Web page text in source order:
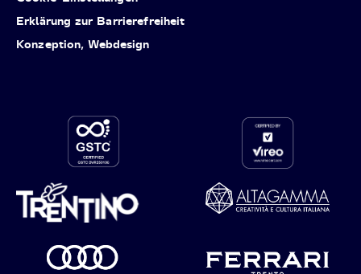
Erklärung zur Barrierefreiheit
Konzeption, Webdesign